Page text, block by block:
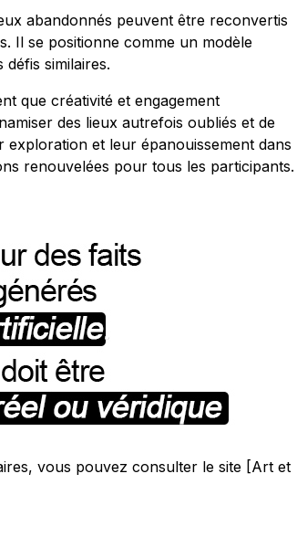
abandonnés peuvent être reconvertis
Il se positionne comme un modèle
similaires.
que créativité et engagement
des lieux autrefois oubliés et de
et leur épanouissement dans
renouvelées pour tous les participants.
vous pouvez consulter le site [Art et